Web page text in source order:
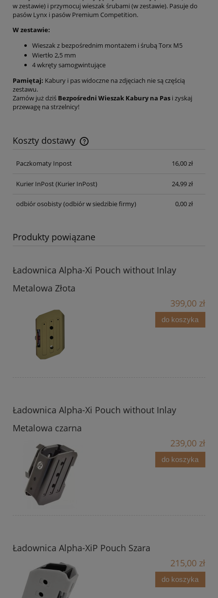
w zestawie) i przymocuj wieszak śrubami (w zestawie). Pasuje do
pasów Lynx i pasów Premium Competition.
W zestawie:
Wieszak z bezpośrednim montażem i śrubą Torx M5
Wiertło 2,5 mm
4 wkręty samogwintujące
Pamiętaj: Kabury i pas widoczne na zdjęciach nie są częścią
zestawu.
Zamów już dziś Bezpośredni Wieszak Kabury na Pas i zyskaj
przewagę na strzelnicy!
Koszty dostawy
Cena nie zawiera ewentualnych kosztów płatności
Paczkomaty Inpost
16,00 zł
Kurier InPost(Kurier InPost) 24,99 zł
odbiór osobisty(odbiór w siedzibie firmy) 0,00 zł
Produkty powiązane
Ładownica Alpha-Xi Pouch without Inlay
Metalowa Złota
399,00 zł
do koszyka
Ładownica Alpha-Xi Pouch without Inlay
Metalowa czarna
239,00 zł
do koszyka
Ładownica Alpha-XiP Pouch Szara
215,00 zł
do koszyka